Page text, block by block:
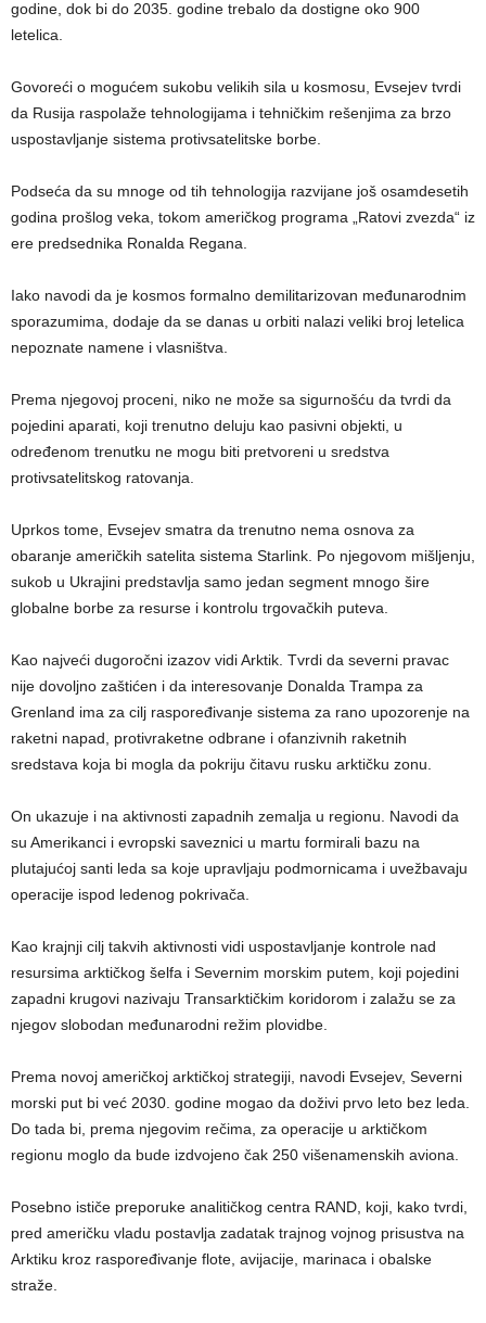
godine, dok bi do 2035. godine trebalo da dostigne oko 900
letelica.
Govoreći o mogućem sukobu velikih sila u kosmosu, Evsejev tvrdi
da Rusija raspolaže tehnologijama i tehničkim rešenjima za brzo
uspostavljanje sistema protivsatelitske borbe.
Podseća da su mnoge od tih tehnologija razvijane još osamdesetih
godina prošlog veka, tokom američkog programa „Ratovi zvezda“ iz
ere predsednika Ronalda Regana.
Iako navodi da je kosmos formalno demilitarizovan međunarodnim
sporazumima, dodaje da se danas u orbiti nalazi veliki broj letelica
nepoznate namene i vlasništva.
Prema njegovoj proceni, niko ne može sa sigurnošću da tvrdi da
pojedini aparati, koji trenutno deluju kao pasivni objekti, u
određenom trenutku ne mogu biti pretvoreni u sredstva
protivsatelitskog ratovanja.
Uprkos tome, Evsejev smatra da trenutno nema osnova za
obaranje američkih satelita sistema Starlink. Po njegovom mišljenju,
sukob u Ukrajini predstavlja samo jedan segment mnogo šire
globalne borbe za resurse i kontrolu trgovačkih puteva.
Kao najveći dugoročni izazov vidi Arktik. Tvrdi da severni pravac
nije dovoljno zaštićen i da interesovanje Donalda Trampa za
Grenland ima za cilj raspoređivanje sistema za rano upozorenje na
raketni napad, protivraketne odbrane i ofanzivnih raketnih
sredstava koja bi mogla da pokriju čitavu rusku arktičku zonu.
On ukazuje i na aktivnosti zapadnih zemalja u regionu. Navodi da
su Amerikanci i evropski saveznici u martu formirali bazu na
plutajućoj santi leda sa koje upravljaju podmornicama i uvežbavaju
operacije ispod ledenog pokrivača.
Kao krajnji cilj takvih aktivnosti vidi uspostavljanje kontrole nad
resursima arktičkog šelfa i Severnim morskim putem, koji pojedini
zapadni krugovi nazivaju Transarktičkim koridorom i zalažu se za
njegov slobodan međunarodni režim plovidbe.
Prema novoj američkoj arktičkoj strategiji, navodi Evsejev, Severni
morski put bi već 2030. godine mogao da doživi prvo leto bez leda.
Do tada bi, prema njegovim rečima, za operacije u arktičkom
regionu moglo da bude izdvojeno čak 250 višenamenskih aviona.
Posebno ističe preporuke analitičkog centra RAND, koji, kako tvrdi,
pred američku vladu postavlja zadatak trajnog vojnog prisustva na
Arktiku kroz raspoređivanje flote, avijacije, marinaca i obalske
straže.